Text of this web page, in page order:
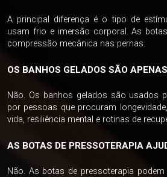
A principal diferença é o tipo de
usam frio e imersão corporal. As
compressão mecânica nas pernas.
OS BANHOS GELADOS SÃO
Não. Os banhos gelados são usados
por pessoas que procuram
vida, resiliência mental e rotinas de
AS BOTAS DE PRESSOTERAPIA
Não. As botas de pressoterapia